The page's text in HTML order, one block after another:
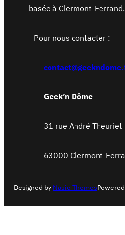
basée à Clermont-Ferrand.
Pour nous contacter :
Geek’n Dôme
31 rue André Theuriet
63000 Clermont-
Designed by Nasio Themes